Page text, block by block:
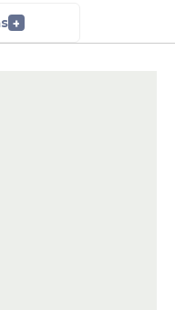
para votação.
e dos mesários
+